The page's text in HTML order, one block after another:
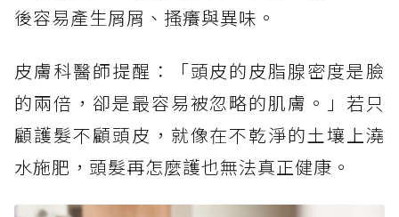
後容易產生屑屑、搔癢與異味。
皮膚科醫師提醒：「頭皮的皮脂腺密度是臉
的兩倍，卻是最容易被忽略的肌膚。」若只
顧護髮不顧頭皮，就像在不乾淨的土壤上澆
水施肥，頭髮再怎麼護也無法真正健康。